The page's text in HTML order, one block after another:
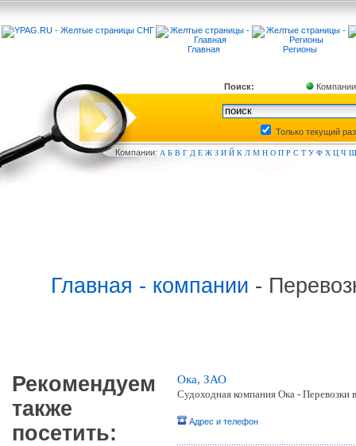
Главная Регионы
Поиск: Компании
Только текущий
Компании: А Б В Г Д Е Ж З И Й К Л М Н О П Р С Т У Ф Х Ц Ч Ш
Главная - компании -
Рекомендуем
также
посетить:
Ока, ЗАО
Судоходная компания Ока - Перевозки
Адрес и телефон